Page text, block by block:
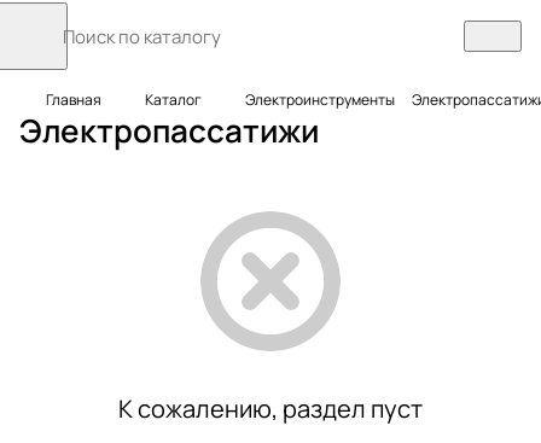
Главная Каталог Электроинструменты
Электропассатижи
К сожалению, раздел пуст